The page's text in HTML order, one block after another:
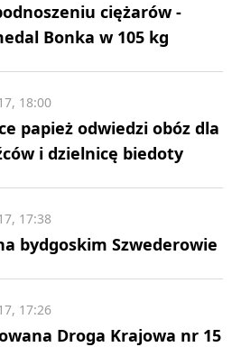
ciężarów -
Bonka w 105 kg
papież odwiedzi obóz dla
i dzielnicę biedoty
18:00
bydgoskim Szwederowie
17:38
Droga Krajowa nr 15
17:26